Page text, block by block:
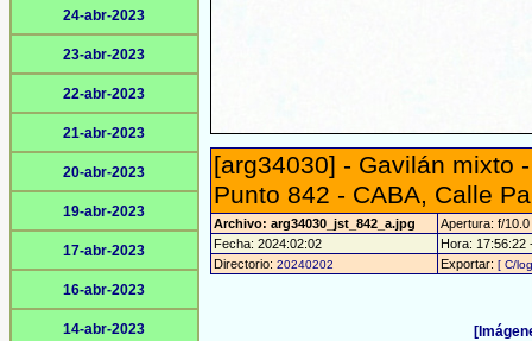
24-abr-2023
23-abr-2023
22-abr-2023
21-abr-2023
20-abr-2023
19-abr-2023
17-abr-2023
16-abr-2023
14-abr-2023
[arg34030] - Gavilán mixto
Punto 842 - CABA, Calle
Archivo: arg34030_jst_842_a.jpg
Apertura: f/10.0
Fecha: 2024:02:02
Hora: 17:56:22
Directorio: 20240202 Exportar: [ C/